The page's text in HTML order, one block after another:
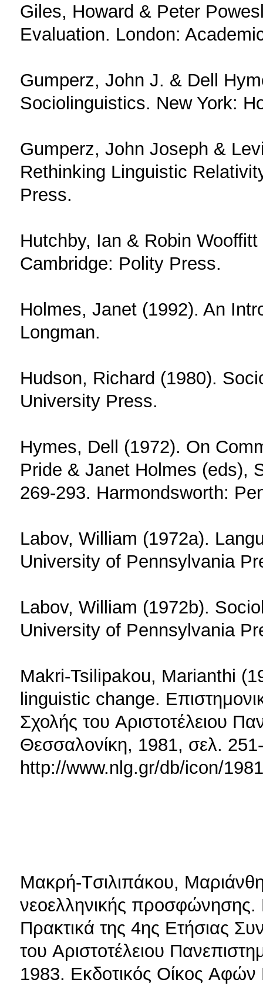
Giles, Howard & Peter
Evaluation. London:
Gumperz, John J. & Dell
Sociolinguistics. New York:
Gumperz, John Joseph &
Rethinking Linguistic
Press.
Hutchby, Ian & Robin
Cambridge: Polity Press.
Holmes, Janet (1992). An
Longman.
Hudson, Richard (1980).
University Press.
Hymes, Dell (1972). On
Pride & Janet Holmes (eds),
269-293. Harmondsworth:
Labov, William (1972a).
University of Pennsylvania
Labov, William (1972b).
University of Pennsylvania
Makri-Tsilipakou, Marianthi
linguistic change.
Σχολής του Aριστοτέλειου
Θεσσαλονίκη, 1981, σελ.
http://www.nlg.gr/db/icon/
Mακρή-Tσιλιπάκου,
νεοελληνικής προσφώνησης.
Πρακτικά της 4ης Eτήσιας
του Aριστοτέλειου
1983. Eκδοτικός Oίκος